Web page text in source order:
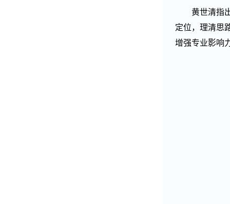
黄世清指
定位，理清思
增强专业影响